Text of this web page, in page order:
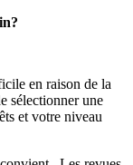
en raison de la
sélectionner une
et votre niveau